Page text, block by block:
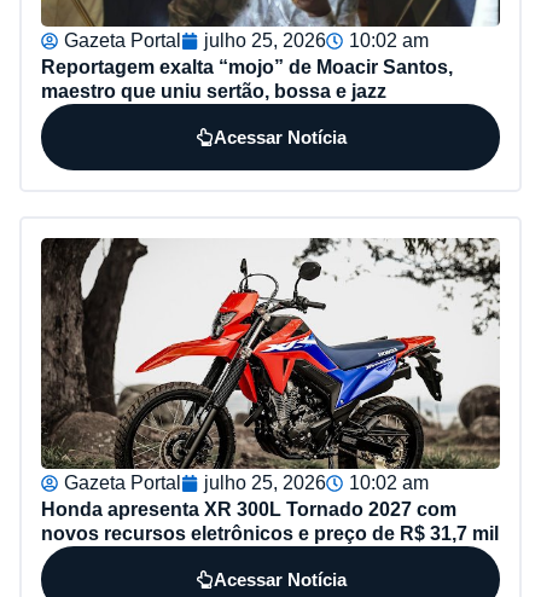
Gazeta Portal julho 25, 2026
10:02 am
Reportagem exalta “mojo” de Moacir Santos,
maestro que uniu sertão, bossa e jazz
Acessar Notícia
Gazeta Portal julho 25, 2026
10:02 am
Honda apresenta XR 300L Tornado 2027 com
novos recursos eletrônicos e preço de R$ 31,7 mil
Acessar Notícia